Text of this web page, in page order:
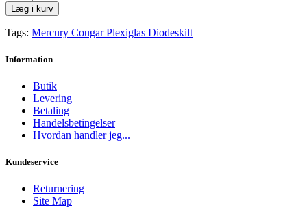
Læg i kurv
Tags: Mercury Cougar Plexiglas Diodeskilt
Information
Butik
Levering
Betaling
Handelsbetingelser
Hvordan handler jeg...
Kundeservice
Returnering
Site Map